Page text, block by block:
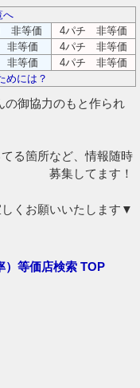
へ
非等価
4パチ 非等価
非等価
4パチ 非等価
非等価
4パチ 非等価
めには？
の御協力のもと作られ
る箇所など、情報随時
募集してます！
くお願いいたします▼
等価店検索 TOP